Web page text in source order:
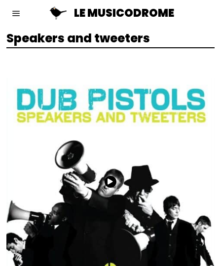
LE MUSICODROME
Speakers and tweeters